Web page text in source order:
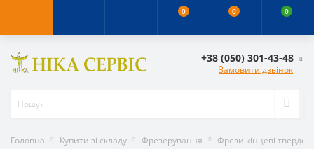
0 0 0
+38 (050) 301-43-48
Замовити дзвінок
Головна Купити зі складу Фрезерування Фрези кінцеві